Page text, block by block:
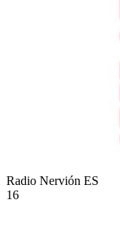
Radio Nervión ES
16